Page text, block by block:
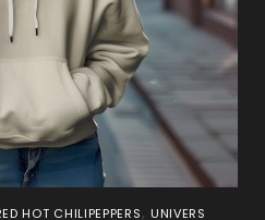
HOT CHILIPEPPERS, UNIVERS